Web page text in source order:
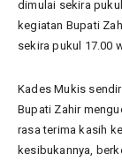
dimulai sekira
kegiatan Bupati
sekira pukul 17.00
Kades Mukis
Bupati Zahir
rasa terima kasih
kesibukannya,